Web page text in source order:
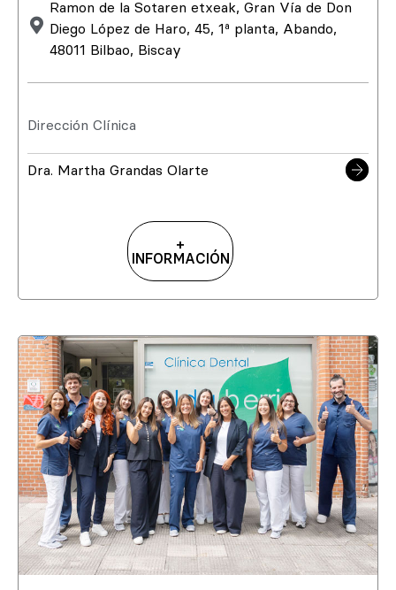
Ramon de la Sotaren etxeak, Gran Vía de Don
Diego López de Haro, 45, 1ª planta, Abando,
48011 Bilbao, Biscay
Dirección Clínica
Dra. Martha Grandas Olarte
+
INFORMACIÓN